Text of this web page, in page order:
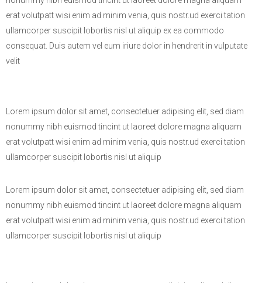
erat volutpatt wisi enim ad minim venia, quis nostr.ud exerci tation
ullamcorper suscipit lobortis nisl ut aliquip ex ea commodo
consequat. Duis autem vel eum iriure dolor in hendrerit in vulputate
velit
Lorem ipsum dolor sit amet, consectetuer adipising elit, sed diam
nonummy nibh euismod tincint ut laoreet dolore magna aliquam
erat volutpatt wisi enim ad minim venia, quis nostr.ud exerci tation
ullamcorper suscipit lobortis nisl ut aliquip
Lorem ipsum dolor sit amet, consectetuer adipising elit, sed diam
nonummy nibh euismod tincint ut laoreet dolore magna aliquam
erat volutpatt wisi enim ad minim venia, quis nostr.ud exerci tation
ullamcorper suscipit lobortis nisl ut aliquip